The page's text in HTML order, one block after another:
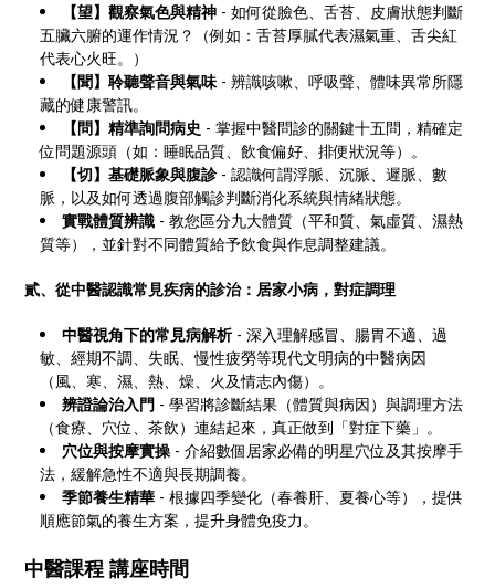
【望】觀察氣色與精神 - 如何從臉色、舌苔、皮膚狀態判斷
五臟六腑的運作情況？（例如：舌苔厚膩代表濕氣重、舌尖紅
代表心火旺。）
【聞】聆聽聲音與氣味- 辨識咳嗽、呼吸聲、體味異常所隱
藏的健康警訊。
【問】精準詢問病史 - 掌握中醫問診的關鍵十五問，精確定
位問題源頭（如：睡眠品質、飲食偏好、排便狀況等）。
【切】基礎脈象與腹診- 認識何謂浮脈、沉脈、遲脈、數
脈，以及如何透過腹部觸診判斷消化系統與情緒狀態。
實戰體質辨識 - 教您區分九大體質（平和質、氣虛質、濕熱
質等），並針對不同體質給予飲食與作息調整建議。
貳、從中醫認識常見疾病的診治：居家小病，對症調理
中醫視角下的常見病解析- 深入理解感冒、腸胃不適、過
敏、經期不調、失眠、慢性疲勞等現代文明病的中醫病因
（風、寒、濕、熱、燥、火及情志內傷）。
辨證論治入門 - 學習將診斷結果（體質與病因）與調理方法
（食療、穴位、茶飲）連結起來，真正做到「對症下藥」。
穴位與按摩實操 - 介紹數個居家必備的明星穴位及其按摩手
法，緩解急性不適與長期調養。
季節養生精華 - 根據四季變化（春養肝、夏養心等），提供
順應節氣的養生方案，提升身體免疫力。
中醫課程 講座時間